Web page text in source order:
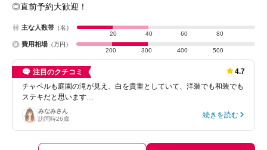
◎直前予約大歓迎！
主な人数帯 （名）
20
40 60 80
費用相場 （万円）
200
300 400 500
注目のクチコミ
4.7
チャペルも庭園の滝が見え、白を貴重としていて、洋装でも和装でも
ステキだと思います…
みなみさん
訪問時26歳 続きを読む